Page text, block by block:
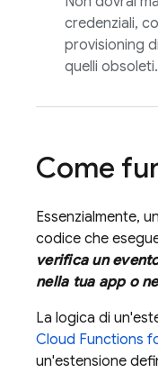
credenziali,
provisioning
quelli obsoleti.
Come
Essenzialmente, un
codice che
verifica un
nella tua app o
La logica di
Cloud Functions
un'estensione